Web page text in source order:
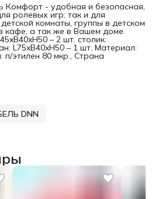
Комфорт - удобная и безопасная,
ролевых игр; так и для
комнаты, группы в детском
кафе, а так же в Вашем доме.
– 2 шт. столик:
L75xB40xH50 – 1 шт. Материал:
п/этилен 80 мкр., Страна
DNN